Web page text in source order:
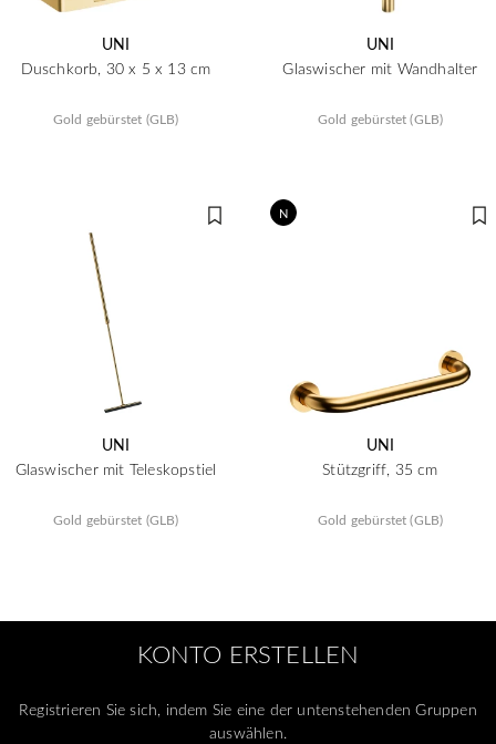
UNI
Duschkorb, 30 x 5 x 13 cm
Gold gebürstet (GLB)
UNI
Glaswischer mit Wandhalter
Gold gebürstet (GLB)
UNI
Glaswischer mit Teleskopstiel
Gold gebürstet (GLB)
N
UNI
Stützgriff, 35 cm
Gold gebürstet (GLB)
KONTO ERSTELLEN
Registrieren Sie sich, indem Sie eine der untenstehenden Gruppen
auswählen.